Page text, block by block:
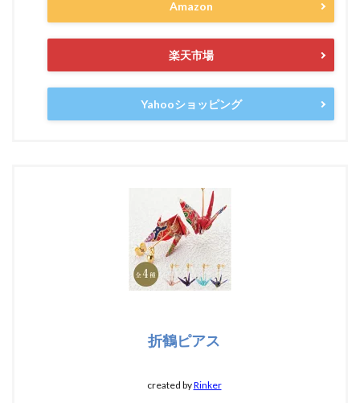
Amazon
楽天市場
Yahooショッピング
折鶴ピアス
created byRinker